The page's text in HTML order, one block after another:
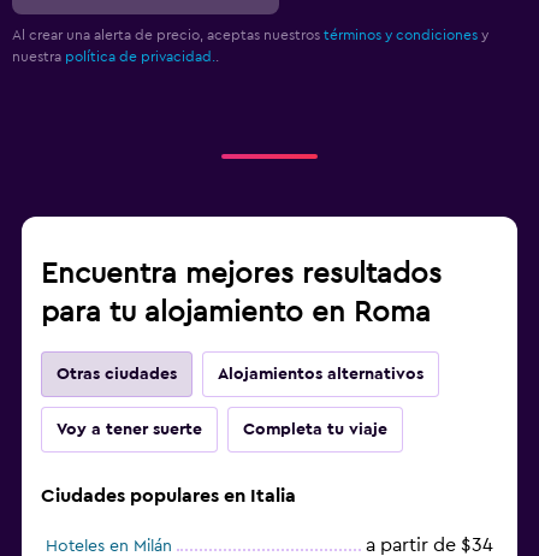
Al crear una alerta de precio, aceptas nuestros términos y condiciones y
nuestra política de privacidad.
Encuentra mejores resultados
para tu alojamiento en Roma
Otras ciudades Alojamientos alternativos
Voy a tener suerte Completa tu viaje
Ciudades populares en Italia
Hoteles en Milán a partir de $34